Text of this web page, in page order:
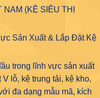
(KỆ SIÊU THỊ
Sản Xuất & Lắp Đặt Kệ
trong lĩnh vực sản xuất
lỗ, kệ trung tải, kệ kho,
đa dạng mẫu mã, kích